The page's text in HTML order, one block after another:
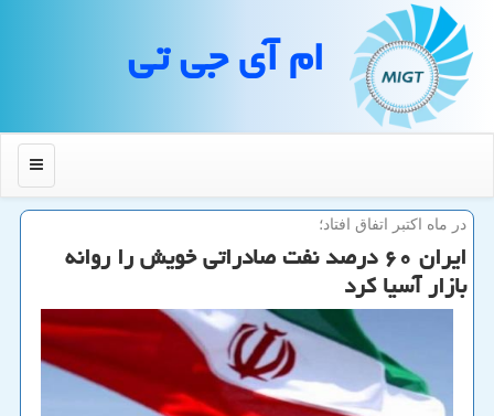
ام آی جی تی
منو
در ماه اكتبر اتفاق افتاد؛
ایران ۶۰ درصد نفت صادراتی خویش را روانه
بازار آسیا كرد